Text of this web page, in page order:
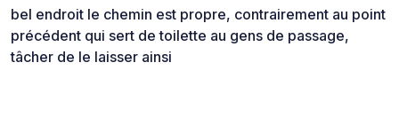
bel endroit le chemin est propre, contrairement au point
précédent qui sert de toilette au gens de passage,
tâcher de le laisser ainsi